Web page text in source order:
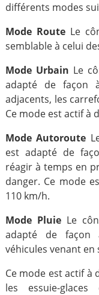
différents modes
Mode Route Le
semblable à celui
Mode Urbain Le
adapté de façon
adjacents, les
Ce mode est actif à
Mode Autoroute
est adapté de
réagir à temps en
danger. Ce mode
110 km/h.
Mode Pluie Le
adapté de façon
véhicules venant en
Ce mode est actif à
les essuie-